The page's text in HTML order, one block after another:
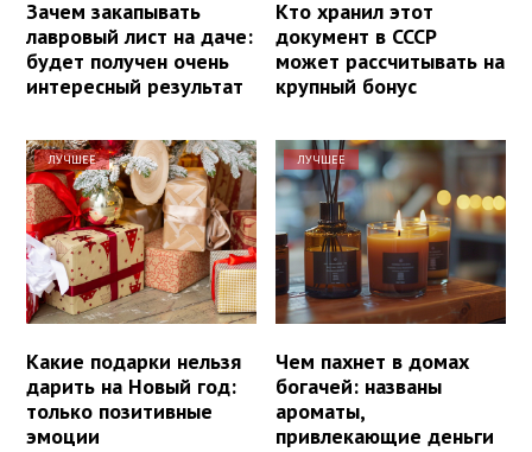
Зачем закапывать
лавровый лист на даче:
будет получен очень
интересный результат
Кто хранил этот
документ в СССР
может рассчитывать на
крупный бонус
ЛУЧШЕЕ
Какие подарки нельзя
дарить на Новый год:
только позитивные
эмоции
ЛУЧШЕЕ
Чем пахнет в домах
богачей: названы
ароматы,
привлекающие деньги